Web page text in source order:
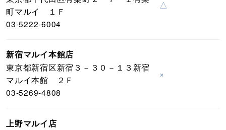
町マルイ １Ｆ
03-5222-6004
△
新宿マルイ本館店
東京都新宿区新宿３－３０－１３新宿
マルイ本館 ２Ｆ
03-5269-4808
×
上野マルイ店